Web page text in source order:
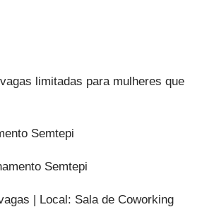
limitadas para mulheres que
Semtepi
Semtepi
| Local: Sala de Coworking